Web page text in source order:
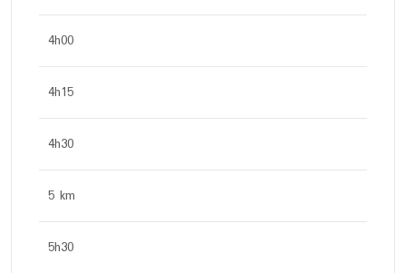
4h00
4h15
4h30
5 km
5h30